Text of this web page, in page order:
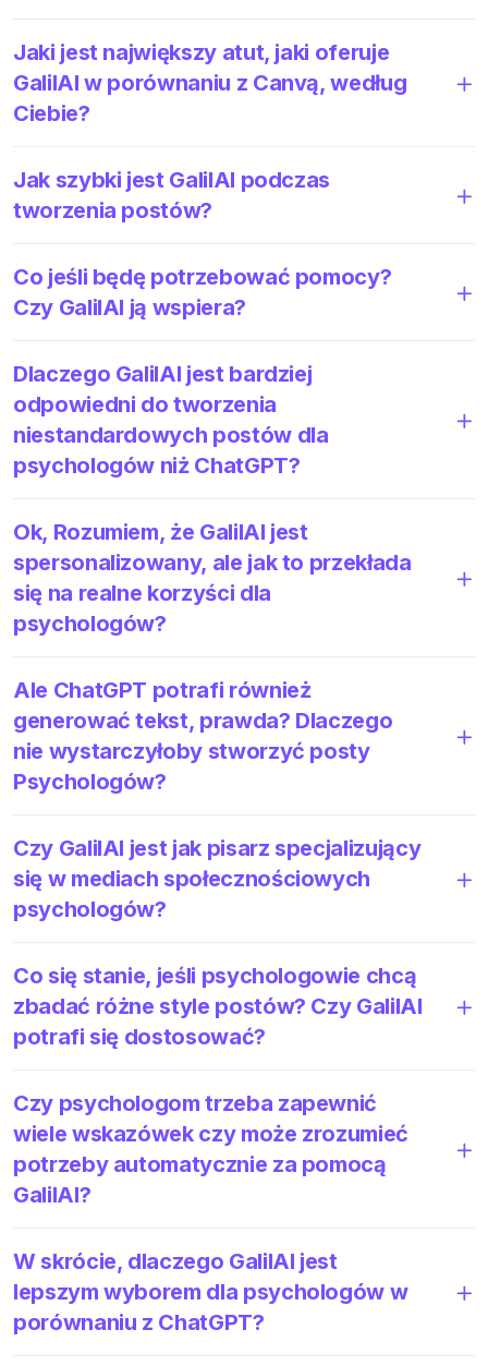
Jaki jest największy atut, jaki oferuje
GalilAI w porównaniu z Canvą, według
Ciebie?
Jak szybki jest GalilAI podczas
tworzenia postów?
Co jeśli będę potrzebować pomocy?
Czy GalilAI ją wspiera?
Dlaczego GalilAI jest bardziej
odpowiedni do tworzenia
niestandardowych postów dla
psychologów niż ChatGPT?
Ok, Rozumiem, że GalilAI jest
spersonalizowany, ale jak to przekłada
się na realne korzyści dla
psychologów?
Ale ChatGPT potrafi również
generować tekst, prawda? Dlaczego
nie wystarczyłoby stworzyć posty
Psychologów?
Czy GalilAI jest jak pisarz specjalizujący
się w mediach społecznościowych
psychologów?
Co się stanie, jeśli psychologowie chcą
zbadać różne style postów? Czy GalilAI
potrafi się dostosować?
Czy psychologom trzeba zapewnić
wiele wskazówek czy może zrozumieć
potrzeby automatycznie za pomocą
GalilAI?
W skrócie, dlaczego GalilAI jest
lepszym wyborem dla psychologów w
porównaniu z ChatGPT?